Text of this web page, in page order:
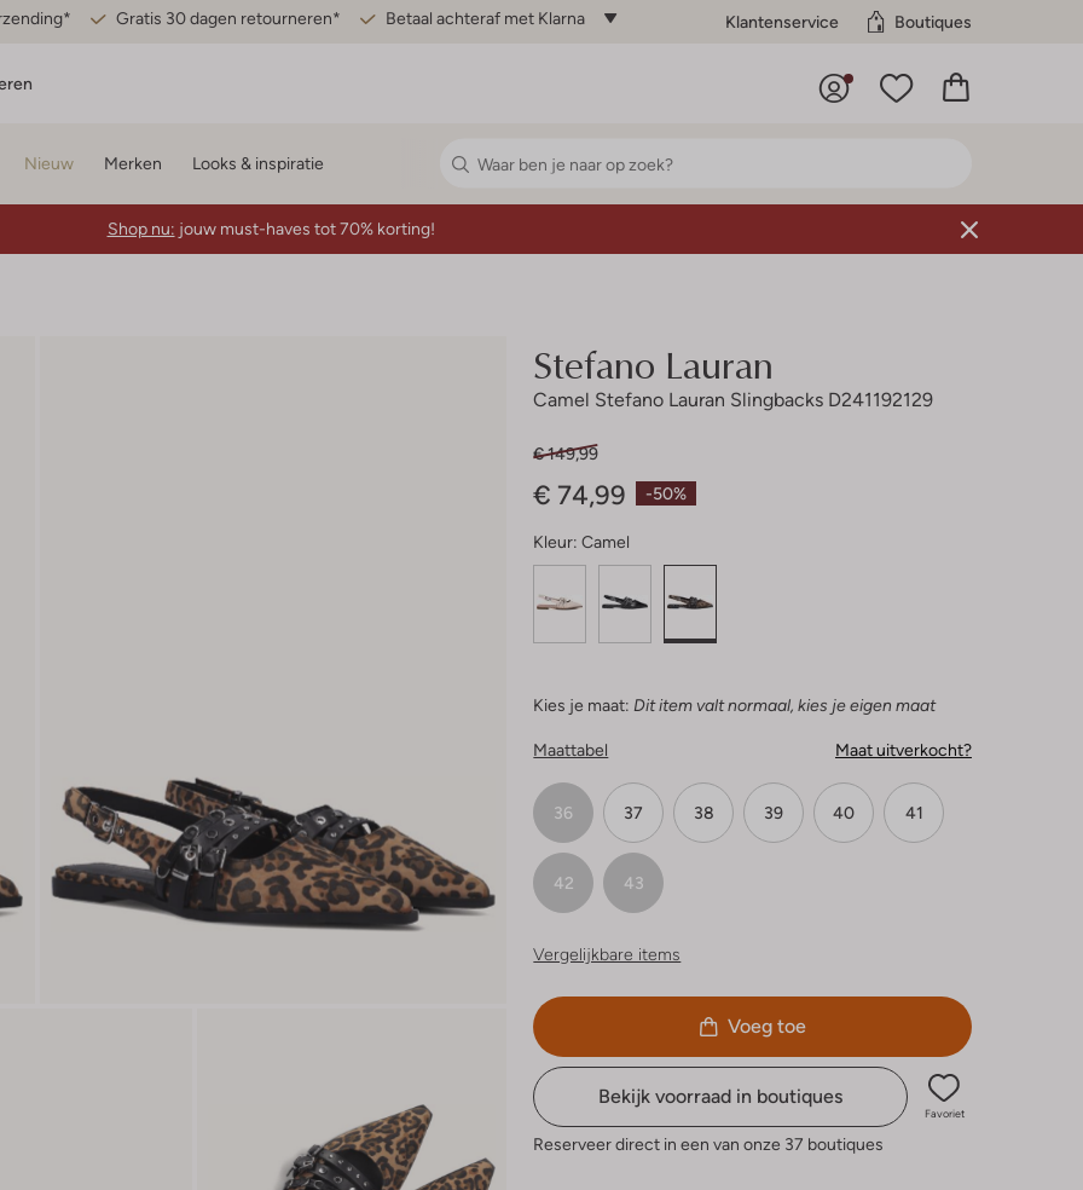
Gratis 30 dagen retourneren* Betaal achteraf met Klarna Klantenservice Boutiques
Nieuw Merken Looks & inspiratie
Shop nu: jouw must-haves tot 70% korting!
Stefano Lauran
Camel Stefano Lauran Slingbacks D241192129
-50%
€ 149,99
€ 74,99
Kleur: Camel
Kies je maat: Dit item valt normaal, kies je eigen maat
Maattabel Maat uitverkocht?
36 37 38 39 40 41
42 43
Vergelijkbare items
Voeg toe
Bekijk voorraad in boutiques
Favoriet
Reserveer direct in een van onze 37 boutiques